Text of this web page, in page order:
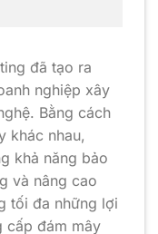
đã tạo ra
nghiệp xây
Bằng cách
khác nhau,
khả năng bảo
và nâng cao
tối đa những lợi
cấp đám mây